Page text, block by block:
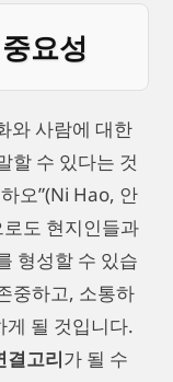
요성
와 사람에 대한
할 수 있다는 것
오”(Ni Hao, 안
도 현지인들과
형성할 수 있습
중하고, 소통하
게 될 것입니다.
결고리가 될 수